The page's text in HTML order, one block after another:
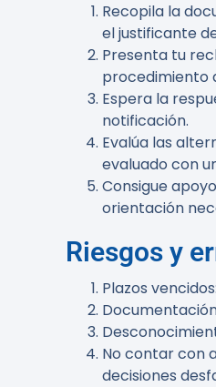
Recopila la
el justificante
Presenta tu
procedimiento
Espera la
notificación.
Evalúa las
evaluado con
Consigue
orientación
Riesgos y
Plazos vencidos
No contar con
decisiones